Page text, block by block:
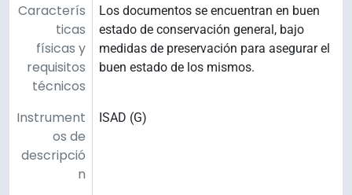
Caracterís
ticas
físicas y
requisitos
técnicos
Los documentos se encuentran en buen
estado de conservación general, bajo
medidas de preservación para asegurar el
buen estado de los mismos.
Instrument
os de
descripció
n
ISAD (G)